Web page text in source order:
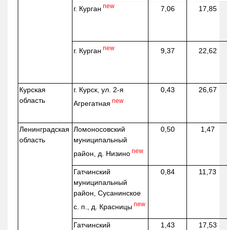
г. Курган new 7,06 17,85
г. Курган new 9,37 22,62
Курская
область
г. Курск, ул. 2-я
Агрегатная new
0,43 26,67
Ленинградская
область
Ломоносовский
муниципальный
район, д. Низино new
0,50 1,47
Гатчинский
муниципальный
район, Сусанинское
с. п., д. Красницы new
0,84 11,73
Гатчинский
1,43 17,53